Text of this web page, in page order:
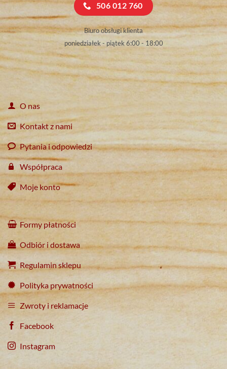
506 012 760
Biuro obsługi klienta
poniedziałek - piątek 6:00 - 18:00
O nas
Kontakt z nami
Pytania i odpowiedzi
Współpraca
Moje konto
Formy płatności
Odbiór i dostawa
Regulamin sklepu
Polityka prywatności
Zwroty i reklamacje
Facebook
Instagram